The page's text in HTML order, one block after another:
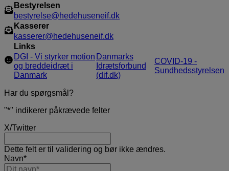
Bestyrelsen
bestyrelse@hedehuseneif.dk
Kasserer
kasserer@hedehuseneif.dk
Links
DGI - Vi styrker motion
og breddeidræt i
Danmark
Danmarks
Idrætsforbund
(dif.dk)
COVID-19 -
Sundhedsstyrelsen
Har du spørgsmål?
"*" indikerer påkrævede felter
X/Twitter
Dette felt er til validering og bør ikke ændres.
Navn*